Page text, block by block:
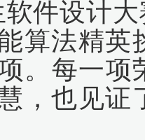
软件设计
算法精英
。每一项
，也见证